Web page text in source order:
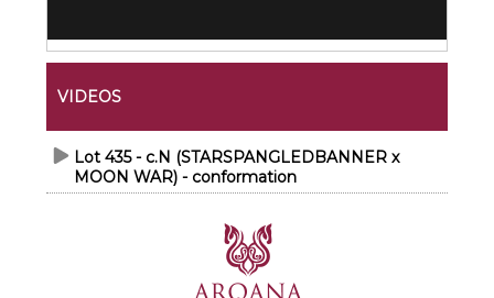
VIDEOS
Lot 435 - c.N (STARSPANGLEDBANNER x
MOON WAR) - conformation